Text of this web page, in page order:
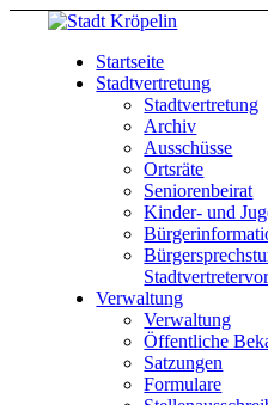
Startseite
Stadtvertretung
Stadtvertretung
Archiv
Ausschüsse
Ortsräte
Seniorenbeirat
Kinder- und
Verwaltung
Verwaltung
Öffentliche
Satzungen
Formulare